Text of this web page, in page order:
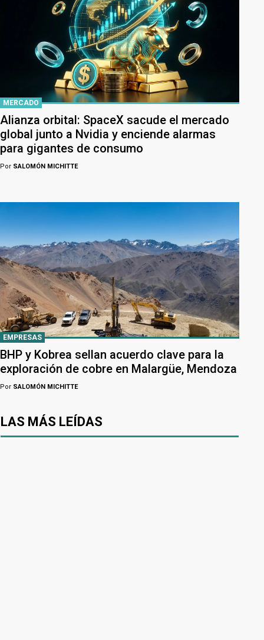
MERCADO
Alianza orbital: SpaceX sacude el mercado
global junto a Nvidia y enciende alarmas
para gigantes de consumo
Por SALOMÓN MICHITTE
EMPRESAS
BHP y Kobrea sellan acuerdo clave para la
exploración de cobre en Malargüe, Mendoza
Por SALOMÓN MICHITTE
LAS MÁS LEÍDAS